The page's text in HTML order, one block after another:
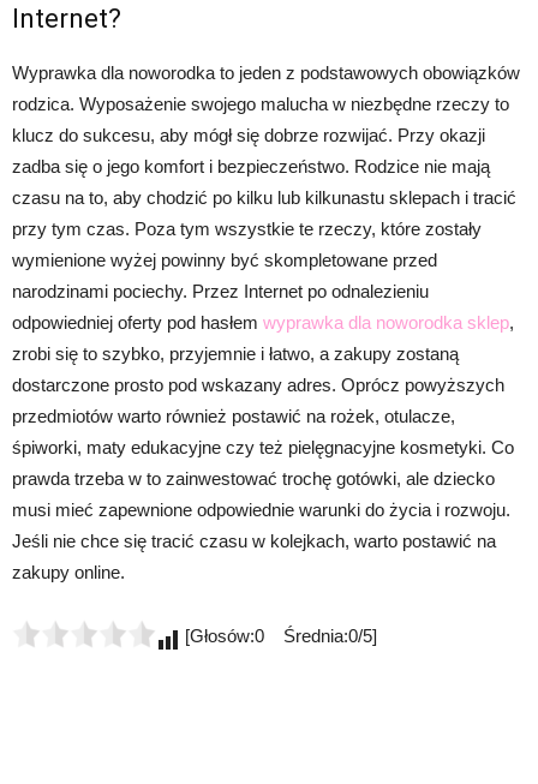
Internet?
Wyprawka dla noworodka to jeden z podstawowych obowiązków
rodzica. Wyposażenie swojego malucha w niezbędne rzeczy to
klucz do sukcesu, aby mógł się dobrze rozwijać. Przy okazji
zadba się o jego komfort i bezpieczeństwo. Rodzice nie mają
czasu na to, aby chodzić po kilku lub kilkunastu sklepach i tracić
przy tym czas. Poza tym wszystkie te rzeczy, które zostały
wymienione wyżej powinny być skompletowane przed
narodzinami pociechy. Przez Internet po odnalezieniu
odpowiedniej oferty pod hasłem wyprawka dla noworodka sklep,
zrobi się to szybko, przyjemnie i łatwo, a zakupy zostaną
dostarczone prosto pod wskazany adres. Oprócz powyższych
przedmiotów warto również postawić na rożek, otulacze,
śpiworki, maty edukacyjne czy też pielęgnacyjne kosmetyki. Co
prawda trzeba w to zainwestować trochę gotówki, ale dziecko
musi mieć zapewnione odpowiednie warunki do życia i rozwoju.
Jeśli nie chce się tracić czasu w kolejkach, warto postawić na
zakupy online.
[Głosów:0 Średnia:0/5]